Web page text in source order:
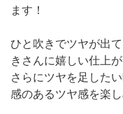
ます！
ひと吹きでツヤが出
きさんに嬉しい仕上が
さらにツヤを足した
感のあるツヤ感を楽し